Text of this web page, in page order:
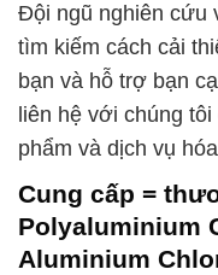
Đội ngũ nghiên cứu
tìm kiếm cách cải
bạn và hỗ trợ bạn
liên hệ với chúng
phẩm và dịch vụ
Cung cấp =
Polyaluminium
Aluminium